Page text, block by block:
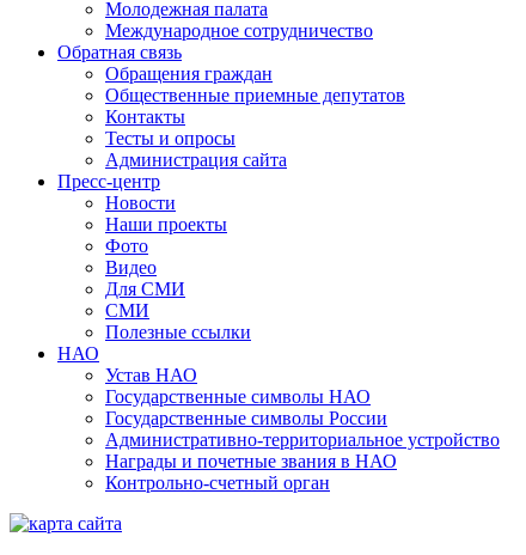
Молодежная палата
Международное сотрудничество
Обратная cвязь
Обращения граждан
Общественные приемные депутатов
Контакты
Тесты и опросы
Администрация сайта
Пресс-центр
Новости
Наши проекты
Фото
Видео
Для СМИ
СМИ
Полезные ссылки
НАО
Устав НАО
Государственные символы НАО
Государственные символы России
Административно-территориальное устройство
Награды и почетные звания в НАО
Контрольно-счетный орган